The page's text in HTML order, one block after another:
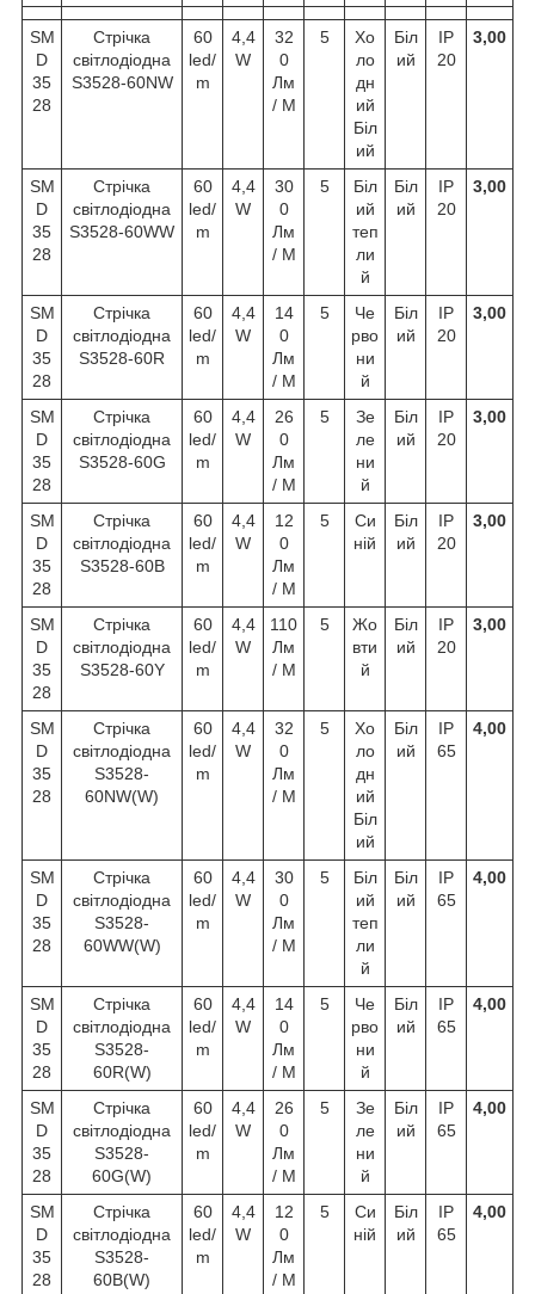
SM
D
35
28
Стрічка
світлодіодна
S3528-60NW
60
led/
m
4,4
W
32
0
Лм
/ М
5
Хо
ло
дн
ий
Біл
ий
Біл
ий
IP
20
3,00
SM
D
35
28
Стрічка
світлодіодна
S3528-60WW
60
led/
m
4,4
W
30
0
Лм
/ М
5
Біл
ий
теп
ли
й
Біл
ий
IP
20
3,00
SM
D
35
28
Стрічка
світлодіодна
S3528-60R
60
led/
m
4,4
W
14
0
Лм
/ М
5
Че
рво
ни
й
Біл
ий
IP
20
3,00
SM
D
35
28
Стрічка
світлодіодна
S3528-60G
60
led/
m
4,4
W
26
0
Лм
/ М
5
Зе
ле
ни
й
Біл
ий
IP
20
3,00
SM
D
35
28
Стрічка
світлодіодна
S3528-60B
60
led/
m
4,4
W
12
0
Лм
/ М
5
Си
ній
Біл
ий
IP
20
3,00
SM
D
35
28
Стрічка
світлодіодна
S3528-60Y
60
led/
m
4,4
W
110
Лм
/ М
5
Жо
вти
й
Біл
ий
IP
20
3,00
SM
D
35
28
Стрічка
світлодіодна
S3528-
60NW(W)
60
led/
m
4,4
W
32
0
Лм
/ М
5
Хо
ло
дн
ий
Біл
ий
Біл
ий
IP
65
4,00
SM
D
35
28
Стрічка
світлодіодна
S3528-
60WW(W)
60
led/
m
4,4
W
30
0
Лм
/ М
5
Біл
ий
теп
ли
й
Біл
ий
IP
65
4,00
SM
D
35
28
Стрічка
світлодіодна
S3528-
60R(W)
60
led/
m
4,4
W
14
0
Лм
/ М
5
Че
рво
ни
й
Біл
ий
IP
65
4,00
SM
D
35
28
Стрічка
світлодіодна
S3528-
60G(W)
60
led/
m
4,4
W
26
0
Лм
/ М
5
Зе
ле
ни
й
Біл
ий
IP
65
4,00
SM
D
35
28
Стрічка
світлодіодна
S3528-
60B(W)
60
led/
m
4,4
W
12
0
Лм
/ М
5
Си
ній
Біл
ий
IP
65
4,00